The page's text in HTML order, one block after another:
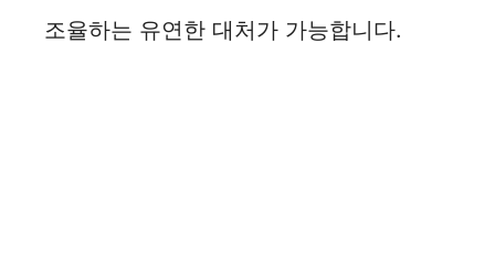
조율하는 유연한 대처가 가능합니다.